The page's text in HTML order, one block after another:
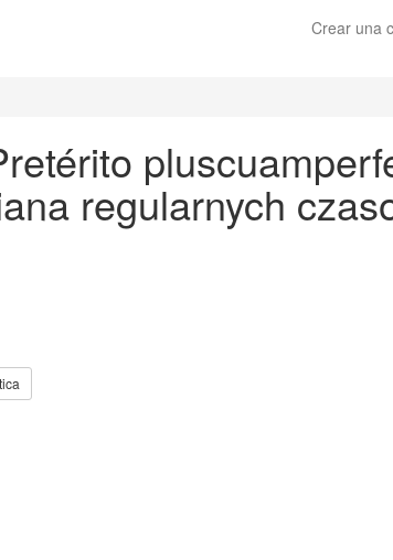
Crear una
regularnych